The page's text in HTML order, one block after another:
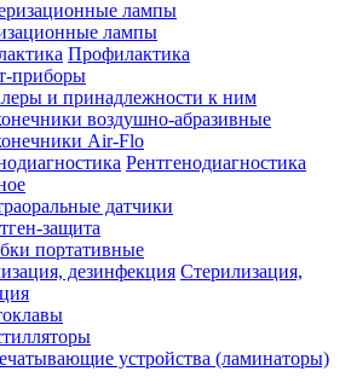
лампы
Профилактика
приборы
и принадлежности к ним
воздушно-абразивные
Air-Flo
Рентгенодиагностика
датчики
защита
портативные
Стерилизация,
устройства (ламинаторы)